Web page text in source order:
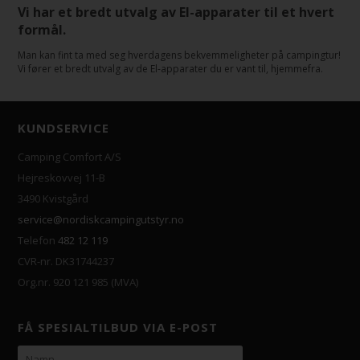
Vi har et bredt utvalg av El-apparater til et hvert
formål.
Man kan fint ta med seg hverdagens bekvemmeligheter på campingtur!
Vi fører et bredt utvalg av de El-apparater du er vant til, hjemmefra.
KUNDSERVICE
Camping Comfort A/S
Hejreskovvej 11-B
3490 Kvistgård
service@nordiskcampingutstyr.no
Telefon482 12 119
CVR-nr. DK31744237
Org.nr. 920 121 985 (MVA)
FÅ SPESIALTILBUD VIA E-POST